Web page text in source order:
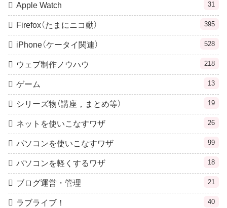
Apple Watch 31
Firefox（たまにニコ動） 395
iPhone（ケータイ関連） 528
ウェブ制作ノウハウ 218
ゲーム 13
シリーズ物（講座，まとめ等） 19
ネットを使いこなすワザ 26
パソコンを使いこなすワザ 99
パソコンを軽くするワザ 18
ブログ運営・管理 21
ラブライブ！ 40